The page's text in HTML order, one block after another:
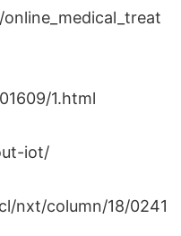
1.html
iot/
nxt/column/18/0241